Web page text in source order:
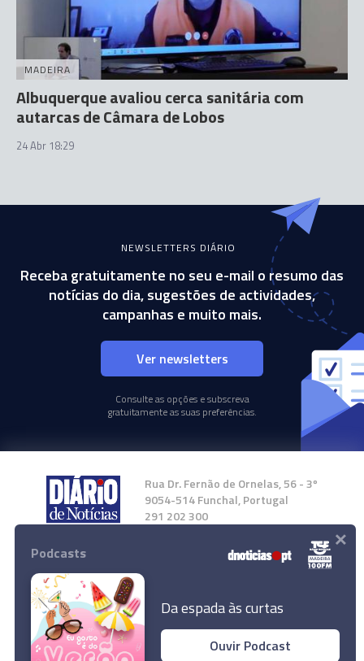
MADEIRA
Albuquerque avaliou cerca sanitária com
autarcas de Câmara de Lobos
24 Abr 18:29
NEWSLETTERS DIÁRIO
Receba gratuitamente no seu e-mail o resumo das
notícias do dia, sugestões de actividades,
campanhas e muito mais.
Ver newsletters
Consulte as opções e subscreva
gratuitamente as suas preferências.
Rua Dr. Fernão de Ornelas, 56 - 3º
9054-514 Funchal, Portugal
291 202 300
Instale a nossa App
Podcasts
Da espada às curtas
Ouvir Podcast
×